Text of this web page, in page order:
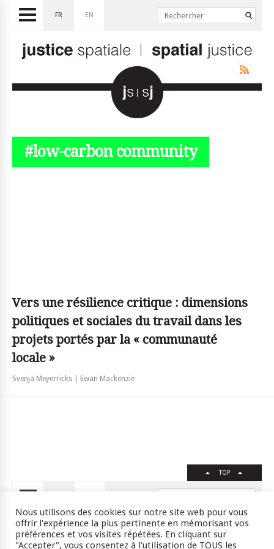
FR EN
#low-carbon community
Vers une résilience critique : dimensions
politiques et sociales du travail dans les
projets portés par la « communauté
locale »
Svenja Meyerricks | Ewan Mackenzie
TOP
Crédits RSS Plan du site
Nous utilisons des cookies sur notre site web pour vous
offrir l'expérience la plus pertinente en mémorisant vos
préférences et vos visites répétées. En cliquant sur
"Accepter", vous consentez à l'utilisation de TOUS les